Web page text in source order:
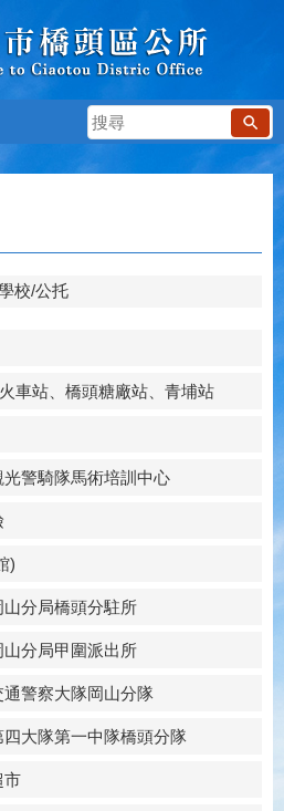
搜
尋
校/公托
車站、橋頭糖廠站、青埔站
警騎隊馬術培訓中心
)
分局橋頭分駐所
分局甲圍派出所
警察大隊岡山分隊
大隊第一中隊橋頭分隊
市